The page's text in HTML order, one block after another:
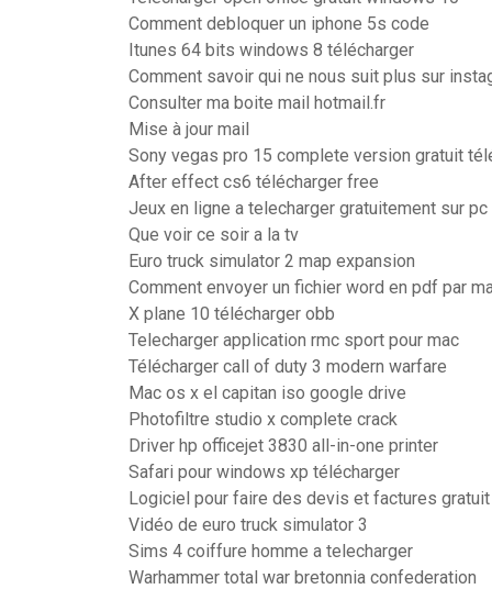
Comment debloquer un iphone 5s code
Itunes 64 bits windows 8 télécharger
Comment savoir qui ne nous suit plus sur
Consulter ma boite mail hotmail.fr
Mise à jour mail
Sony vegas pro 15 complete version gratuit
After effect cs6 télécharger free
Jeux en ligne a telecharger gratuitement sur pc
Que voir ce soir a la tv
Euro truck simulator 2 map expansion
Comment envoyer un fichier word en pdf par
X plane 10 télécharger obb
Telecharger application rmc sport pour mac
Télécharger call of duty 3 modern warfare
Mac os x el capitan iso google drive
Photofiltre studio x complete crack
Driver hp officejet 3830 all-in-one printer
Safari pour windows xp télécharger
Logiciel pour faire des devis et factures gratuit
Vidéo de euro truck simulator 3
Sims 4 coiffure homme a telecharger
Warhammer total war bretonnia confederation